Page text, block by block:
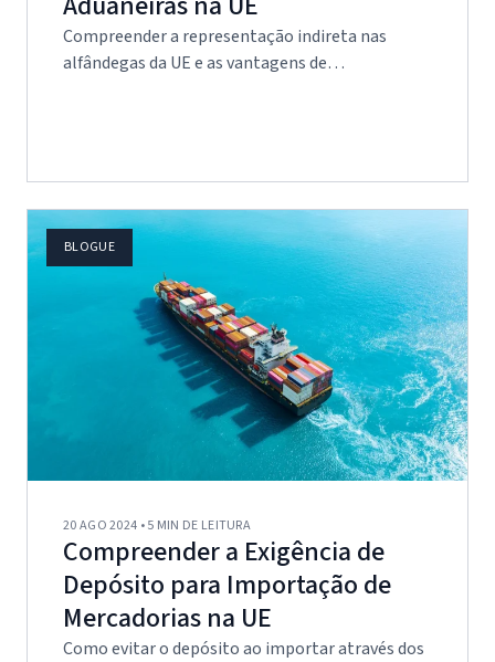
Compreender a representação indireta nas
alfândegas da UE e as vantagens de…
BLOGUE
20 AGO 2024 • 5 MIN DE LEITURA
Compreender a Exigência de
Depósito para Importação de
Mercadorias na UE
Como evitar o depósito ao importar através dos